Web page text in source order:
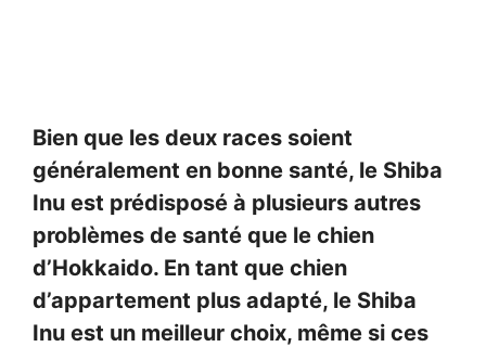
Bien que les deux races soient
généralement en bonne santé, le Shiba
Inu est prédisposé à plusieurs autres
problèmes de santé que le chien
d’Hokkaido. En tant que chien
d’appartement plus adapté, le Shiba
Inu est un meilleur choix, même si ces